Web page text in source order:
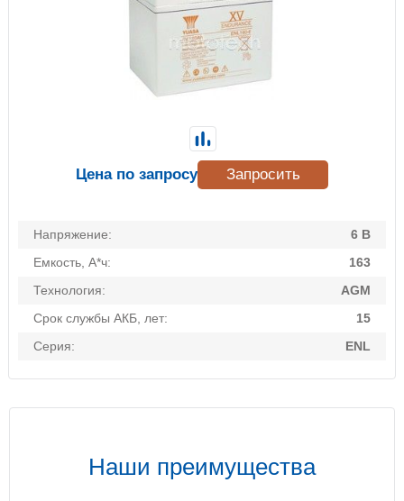
Напряжение:
6 В
Емкость, А*ч:
163
Технология:
AGM
Срок службы АКБ, лет:
15
Серия:
ENL
Цена по запросу Запросить
Наши преимущества